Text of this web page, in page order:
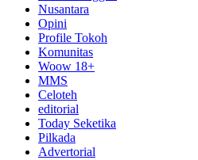
Nusantara
Opini
Profile Tokoh
Komunitas
Woow 18+
MMS
Celoteh
editorial
Today Seketika
Pilkada
Advertorial